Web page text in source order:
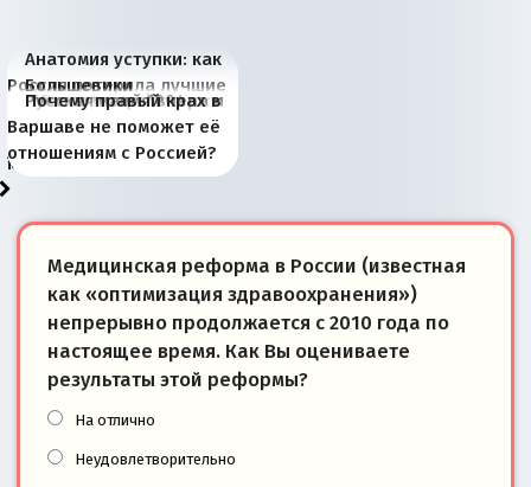
Анатомия уступки: как
Россия потеряла лучшие
рыбопромысловые
районы Баренцева
моря
Большевики
отличаются от «Яблока»
тем, что они -
победители
Киевская марионетка
Запада рассказала о
«переобувании» хозяев
В России назрели
перемены: 15 шагов к
суверенной экономике
Миграционный пожар
Европы
Россия начинает
сбрасывать балласт
Анкориджа
Россия зимой 1904
года: первые уступки во
внутренней политике
Русская нация вчера и
сегодня
Почему правый крах в
Варшаве не поможет её
отношениям с Россией?
Медицинская реформа в России (известная
как «оптимизация здравоохранения»)
непрерывно продолжается с 2010 года по
настоящее время. Как Вы оцениваете
результаты этой реформы?
На отлично
Неудовлетворительно